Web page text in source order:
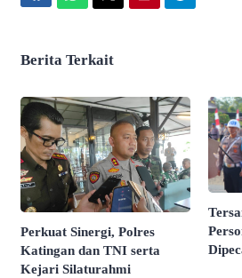
Berita Terkait
Perkuat Sinergi, Polres
Katingan dan TNI serta
Kejari Silaturahmi